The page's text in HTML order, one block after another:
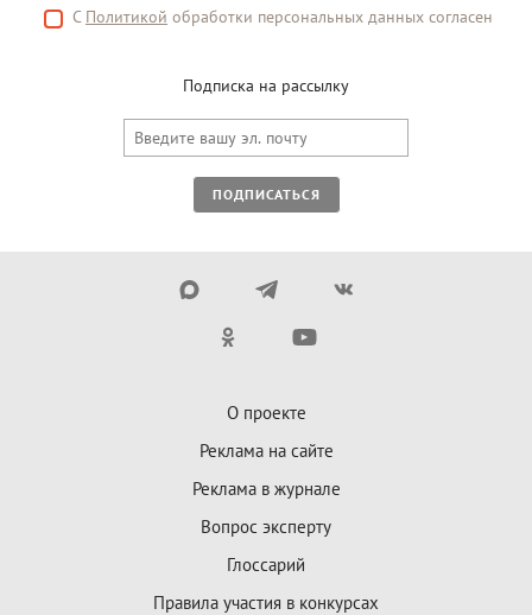
С Политикой обработки персональных данных согласен
Подписка на рассылку
ПОДПИСАТЬСЯ
О проекте
Реклама на сайте
Реклама в журнале
Вопрос эксперту
Глоссарий
Правила участия в конкурсах